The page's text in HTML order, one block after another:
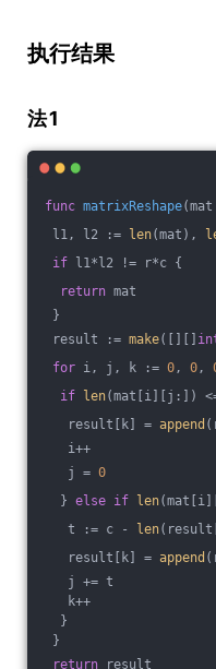
执行结果
法1
func matrixReshape
l1, l2 :=
len(mat),
if l1*l2 != r*c {
return mat
}
result := make([][]
for i, j, k := 0, 0,
if
len(mat[i][j:])
result[k] = append
i++
j = 0
} else if len
t := c -
len
result[k] = append
j += t
k++
}
}
return result